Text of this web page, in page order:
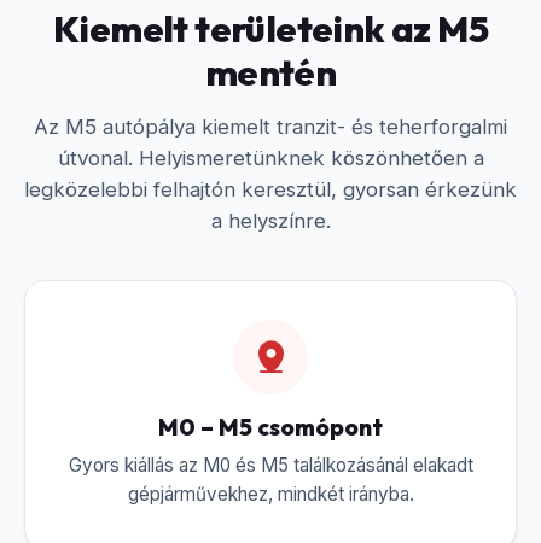
Kiemelt területeink az M5
mentén
Az M5 autópálya kiemelt tranzit- és teherforgalmi
útvonal. Helyismeretünknek köszönhetően a
legközelebbi felhajtón keresztül, gyorsan érkezünk
a helyszínre.
M0 – M5 csomópont
Gyors kiállás az M0 és M5 találkozásánál elakadt
gépjárművekhez, mindkét irányba.